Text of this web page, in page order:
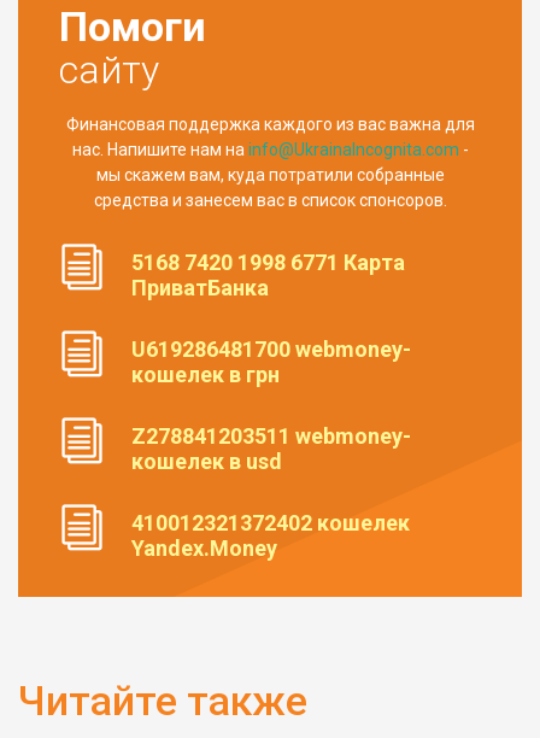
Помоги
сайту
Финансовая поддержка каждого из вас важна для
нас. Напишите нам на info@UkrainaIncognita.com -
мы скажем вам, куда потратили собранные
средства и занесем вас в список спонсоров.
5168 7420 1998 6771 Карта
ПриватБанка
U619286481700 webmoney-
кошелек в грн
Z278841203511 webmoney-
кошелек в usd
410012321372402 кошелек
Yandex.Money
Читайте также